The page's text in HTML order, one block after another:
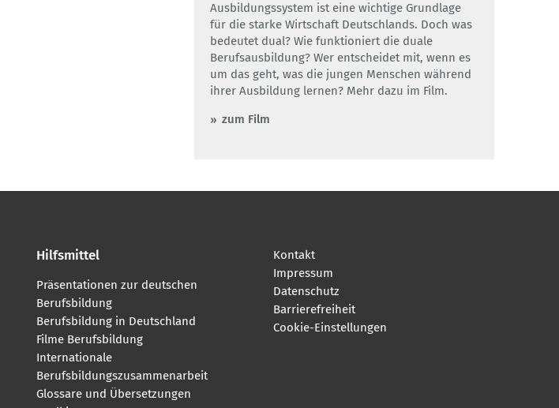
Ausbildungssystem ist eine wichtige Grundlage
für die starke Wirtschaft Deutschlands. Doch was
bedeutet dual? Wie funktioniert die duale
Berufsausbildung? Wer entscheidet mit, wenn es
um das geht, was die jungen Menschen während
ihrer Ausbildung lernen? Mehr dazu im Film.
zum Film
Hilfsmittel
Präsentationen zur deutschen
Berufsbildung
Berufsbildung in Deutschland
Filme Berufsbildung
Internationale
Berufsbildungszusammenarbeit
Glossare und Übersetzungen
Kontakt
Impressum
Datenschutz
Barrierefreiheit
Cookie-Einstellungen